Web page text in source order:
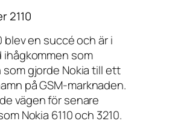
2110
blev en succé och är i
som
gjorde Nokia till ett
på GSM-marknaden.
vägen för senare
Nokia 6110 och 3210.